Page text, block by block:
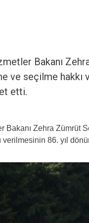
Bakanı
ve seçilme hakkı
etti.
Bakanı Zehra Zümrüt
86. yıl